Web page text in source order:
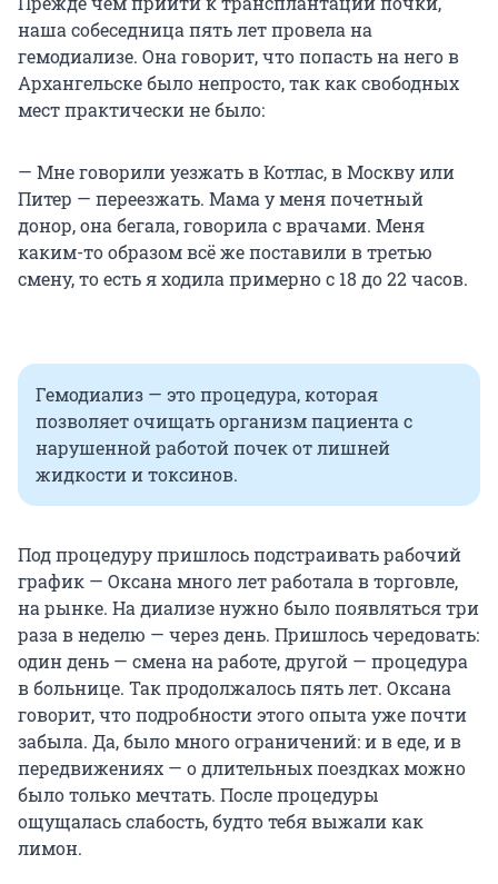
наша собеседница пять лет провела на
гемодиализе. Она говорит, что попасть на него в
Архангельске было непросто, так как свободных
мест практически не было:
— Мне говорили уезжать в Котлас, в Москву или
Питер — переезжать. Мама у меня почетный
донор, она бегала, говорила с врачами. Меня
каким-то образом всё же поставили в третью
смену, то есть я ходила примерно с 18 до 22 часов.
Гемодиализ — это процедура, которая
позволяет очищать организм пациента с
нарушенной работой почек от лишней
жидкости и токсинов.
Под процедуру пришлось подстраивать рабочий
график — Оксана много лет работала в торговле,
на рынке. На диализе нужно было появляться три
раза в неделю — через день. Пришлось чередовать:
один день — смена на работе, другой — процедура
в больнице. Так продолжалось пять лет. Оксана
говорит, что подробности этого опыта уже почти
забыла. Да, было много ограничений: и в еде, и в
передвижениях — о длительных поездках можно
было только мечтать. После процедуры
ощущалась слабость, будто тебя выжали как
лимон.